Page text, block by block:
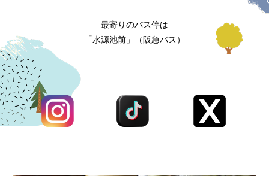
最寄りのバス停は
「水源池前」（阪急バス）